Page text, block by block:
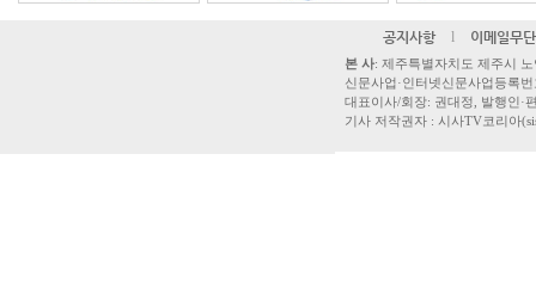
공지사항 l 이메일무
본 사: 제주특별자치도 제주시
신문사업·인터넷신문사업등록
대표이사/회장: 권대정, 발행인·
기사 저작권자 : 시사TV코리아